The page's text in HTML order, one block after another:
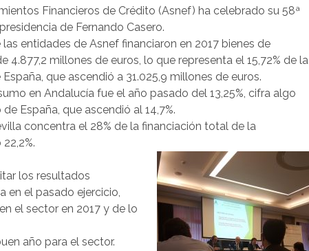
Financieros de Crédito (Asnef) ha celebrado su 58ª
de Fernando Casero.
entidades de Asnef financiaron en 2017 bienes de
millones de euros, lo que representa el 15,72% de la
que ascendió a 31.025,9 millones de euros.
en Andalucía fue el año pasado del 13,25%, cifra algo
España, que ascendió al 14,7%.
concentra el 28% de la financiación total de la
los resultados
en el pasado ejercicio,
el sector en 2017 y de lo
año para el sector.